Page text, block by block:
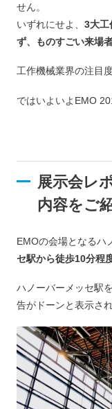
せん。
いずれにせよ、 3大工
ず、ものすごい来場
工作機械業界の注目
ではいよいよEMO
展示会レ
内容をご
EMOの会場となるハ
セ駅から徒歩10分程
ハノーバーメッセ駅
告がドーンと表示さ